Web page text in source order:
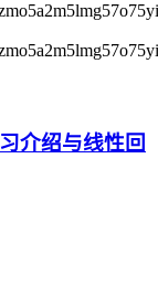
介绍与线性回